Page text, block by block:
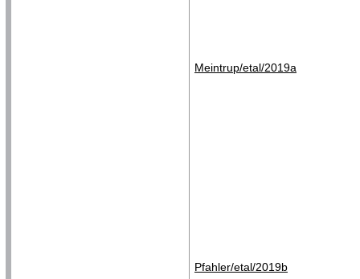
Meintrup/etal/2019a
Pfahler/etal/2019b